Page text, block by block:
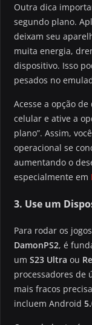
Outra dica
segundo plano.
deixam seu
muita energia,
dispositivo. Isso
pesados no
Acesse a opção
celular e ative a
plano”. Assim,
operacional se
aumentando o
especialmente em
3. Use um
Para rodar os
DamonPS2, é
um S23 Ultra ou
processadores de
mais fracos
incluem Android